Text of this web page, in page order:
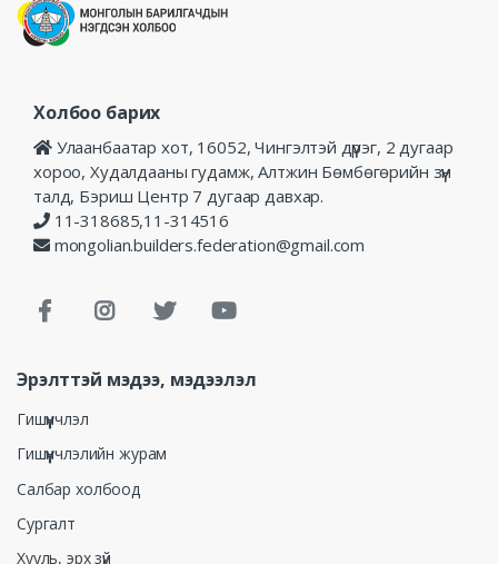
Холбоо барих
Улаанбаатар хот, 16052, Чингэлтэй дүүрэг, 2 дугаар
хороо, Худалдааны гудамж, Алтжин Бөмбөгөрийн зүүн
талд, Бэриш Центр 7 дугаар давхар.
11-318685,11-314516
mongolian.builders.federation@gmail.com
Эрэлттэй мэдээ, мэдээлэл
Гишүүнчлэл
Гишүүнчлэлийн журам
Салбар холбоод
Сургалт
Хууль, эрх зүй